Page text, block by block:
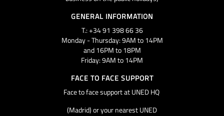
GENERAL INFORMATION
T.: +34 91 398 66 36
Monday - Thursday: 9AM to 14PM
and 16PM to 18PM
Friday: 9AM to 14PM
FACE TO FACE SUPPORT
Face to face support at UNED HQ
(Madrid) or your nearest UNED